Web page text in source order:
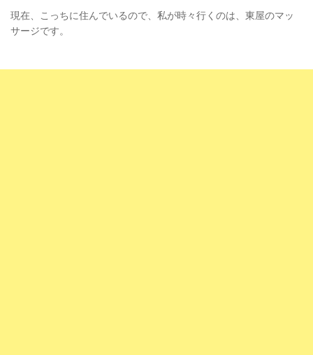
現在、こっちに住んでいるので、私が時々行くのは、東屋のマッ
サージです。